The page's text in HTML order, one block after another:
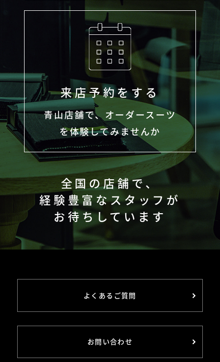
来店予約をする
青山店舗で、オーダースーツ
を体験してみませんか
全国の店舗で、
経験豊富なスタッフが
お待ちしています
よくあるご質問
お問い合わせ